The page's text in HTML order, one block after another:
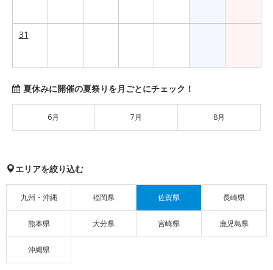
31
夏休みに開催の夏祭りを月ごとにチェック！
6月 7月 8月
エリアを絞り込む
九州・沖縄 福岡県 佐賀県 長崎県
熊本県 大分県 宮崎県 鹿児島県
沖縄県